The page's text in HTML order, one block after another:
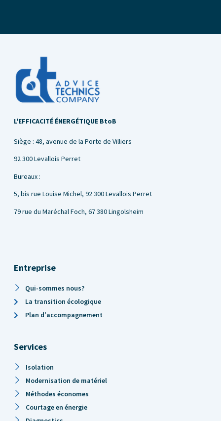
L'EFFICACITÉ ÉNERGÉTIQUE BtoB
Siège : 48, avenue de la Porte de Villiers
92 300 Levallois Perret
Bureaux :
5, bis rue Louise Michel, 92 300 Levallois Perret
79 rue du Maréchal Foch, 67 380 Lingolsheim
Entreprise
Qui-sommes nous?
La transition écologique
Plan d'accompagnement
Services
Isolation
Modernisation de matériel
Méthodes économes
Courtage en énergie